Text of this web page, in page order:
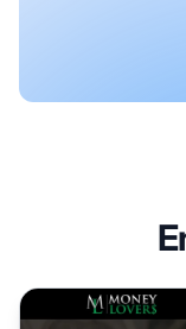
Programme